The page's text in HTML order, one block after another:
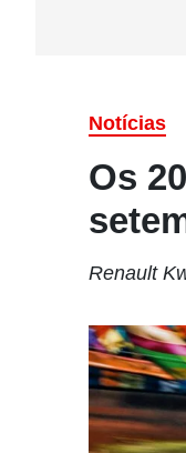
Notícias
Os
Renault